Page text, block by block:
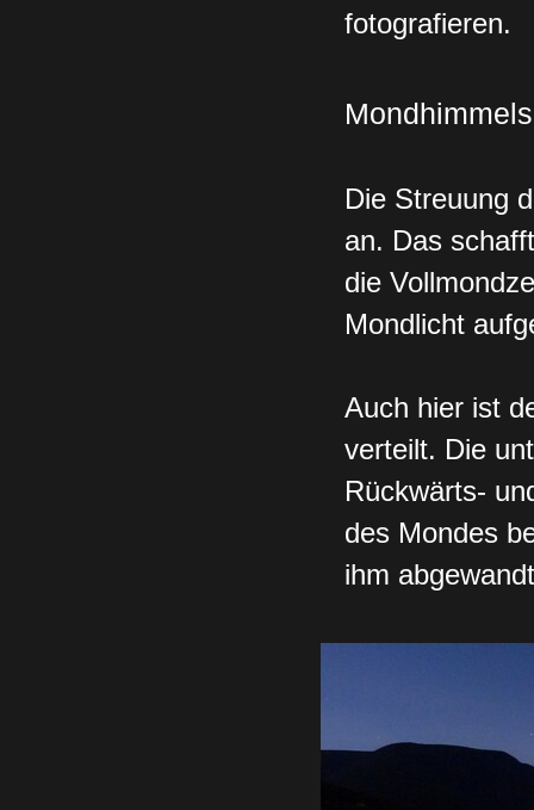
fotografieren.
Die Streuung
an. Das
die
Mondlicht
Auch hier ist
verteilt. Die
Rückwärts-
des Mondes
ihm